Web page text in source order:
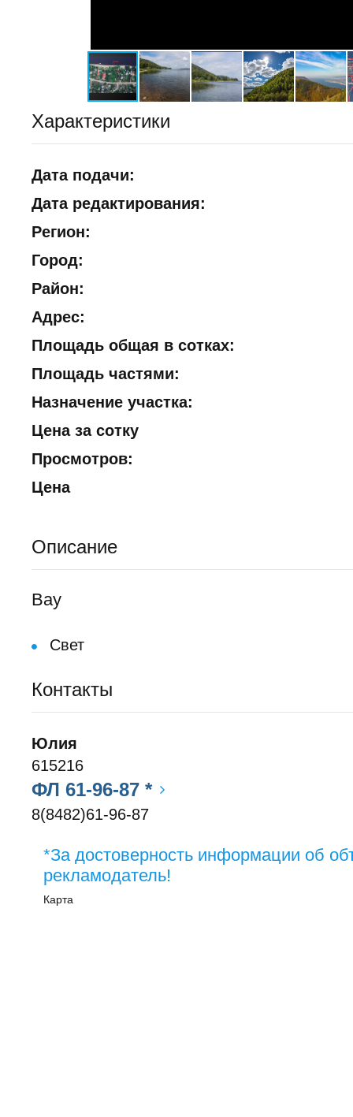
Характеристики
Дата подачи:
Дата редактирования:
Регион:
Город:
Район:
Адрес:
Площадь общая в сотках:
Площадь частями:
Назначение участка:
Цена за сотку
Просмотров:
Цена
Описание
Вау
Свет
Контакты
Юлия
615216
ФЛ 61-96-87 *
8(8482)61-96-87
*За достоверность информации об
рекламодатель!
Карта